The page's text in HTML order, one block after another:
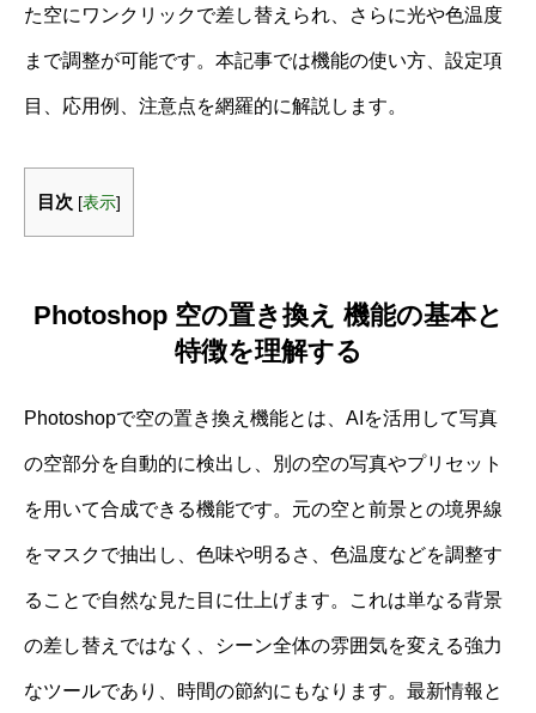
た空にワンクリックで差し替えられ、さらに光や色温度
まで調整が可能です。本記事では機能の使い方、設定項
目、応用例、注意点を網羅的に解説します。
目次 [表示]
Photoshop 空の置き換え 機能の基本と
特徴を理解する
Photoshopで空の置き換え機能とは、AIを活用して写真
の空部分を自動的に検出し、別の空の写真やプリセット
を用いて合成できる機能です。元の空と前景との境界線
をマスクで抽出し、色味や明るさ、色温度などを調整す
ることで自然な見た目に仕上げます。これは単なる背景
の差し替えではなく、シーン全体の雰囲気を変える強力
なツールであり、時間の節約にもなります。最新情報と